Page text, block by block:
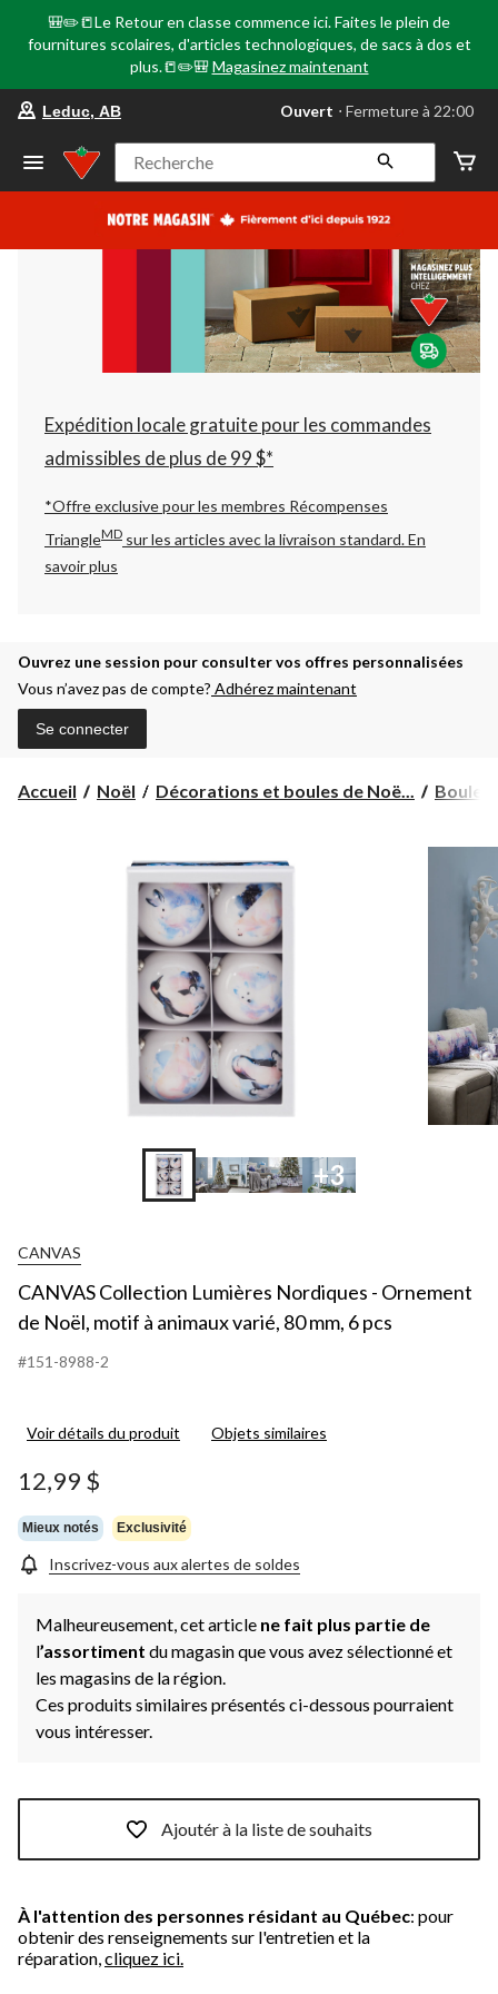
🎒✏️📒Le Retour en classe commence ici. Faites le plein de
fournitures scolaires, d'articles technologiques, de sacs à dos et
plus.📒✏️🎒 Magasinez maintenant
votre
préféré
Leduc,
AB,
courament
Fermeture
à
22:00
cliquer
pour
changer
Leduc, AB Ouvert ⋅ Fermeture à 22:00
Recherche
Expédition locale gratuite pour les commandes
admissibles de plus de 99 $*
*Offre exclusive pour les membres Récompenses
TriangleMD sur les articles avec la livraison standard.En
savoir plus
Ouvrez une session pour consulter vos offres personnalisées
Vous n’avez pas de compte? Adhérez maintenant
Se connecter
Accueil Noël Décorations et boules de Noë... Boules
+3
CANVAS
CANVAS Collection Lumières Nordiques - Ornement
de Noël, motif à animaux varié, 80 mm, 6 pcs
#151-8988-2
Voir détails du produit Objets similaires
12,99 $
Mieux notés Exclusivité
Inscrivez-vous aux alertes de soldes
Malheureusement, cet article ne fait plus partie de
l’assortiment du magasin que vous avez sélectionné et
les magasins de la région.
Ces produits similaires présentés ci-dessous pourraient
vous intéresser.
Ajoutér à la liste de souhaits
À l'attention des personnes résidant au Québec: pour
obtenir des renseignements sur l'entretien et la
réparation, cliquez ici.